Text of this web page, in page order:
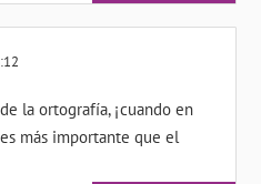
la ortografía, ¡cuando en
más importante que el